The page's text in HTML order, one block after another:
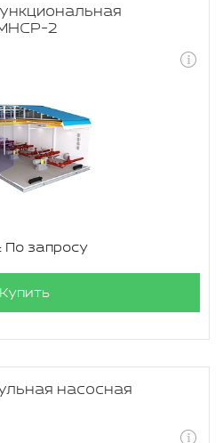
2
По запросу
Купить
насосная